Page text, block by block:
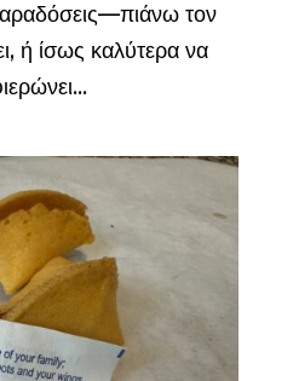
τον
ή ίσως καλύτερα να